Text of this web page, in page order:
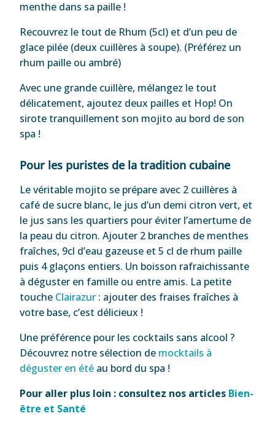
menthe dans sa paille !
Recouvrez le tout de Rhum (5cl) et d’un peu de
glace pilée (deux cuillères à soupe). (Préférez un
rhum paille ou ambré)
Avec une grande cuillère, mélangez le tout
délicatement, ajoutez deux pailles et Hop! On
sirote tranquillement son mojito au bord de son
spa !
Pour les puristes de la tradition cubaine
Le véritable mojito se prépare avec 2 cuillères à
café de sucre blanc, le jus d’un demi citron vert, et
le jus sans les quartiers pour éviter l’amertume de
la peau du citron. Ajouter 2 branches de menthes
fraîches, 9cl d’eau gazeuse et 5 cl de rhum paille
puis 4 glaçons entiers. Un boisson rafraichissante
à déguster en famille ou entre amis. La petite
touche Clairazur : ajouter des fraises fraîches à
votre base, c’est délicieux !
Une préférence pour les cocktails sans alcool ?
Découvrez notre sélection de mocktails à
déguster en été au bord du spa !
Pour aller plus loin : consultez nos articles Bien-
être et Santé